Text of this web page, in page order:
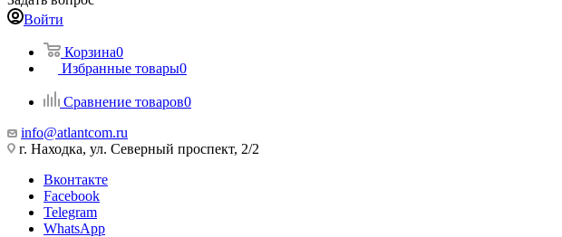
Войти
Корзина0
Избранные товары0
Сравнение товаров0
info@atlantcom.ru
г. Находка, ул. Северный проспект, 2/2
Вконтакте
Facebook
Telegram
WhatsApp